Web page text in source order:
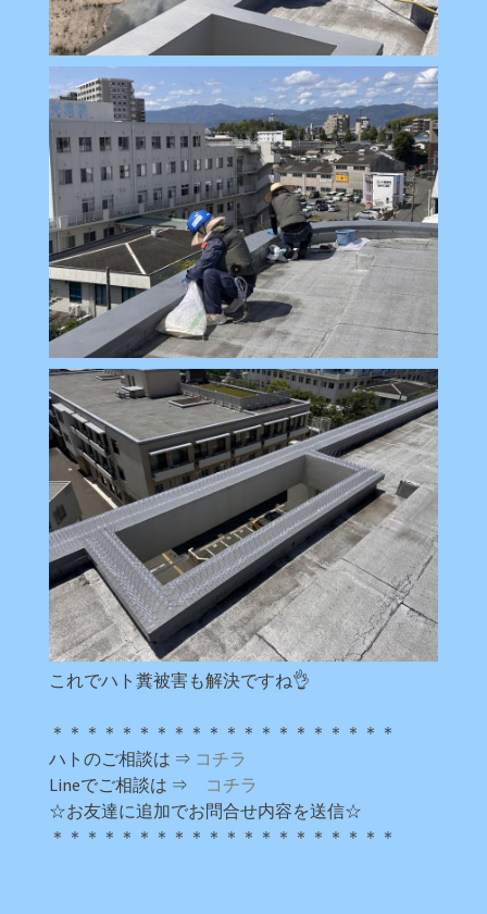
これでハト糞被害も解決ですね👌
＊＊＊＊＊＊＊＊＊＊＊＊＊＊＊＊＊＊＊＊
ハトのご相談は ⇒ コチラ
Lineでご相談は ⇒ コチラ
☆お友達に追加でお問合せ内容を送信☆
＊＊＊＊＊＊＊＊＊＊＊＊＊＊＊＊＊＊＊＊